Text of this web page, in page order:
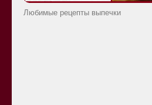
Любимые рецепты выпечки